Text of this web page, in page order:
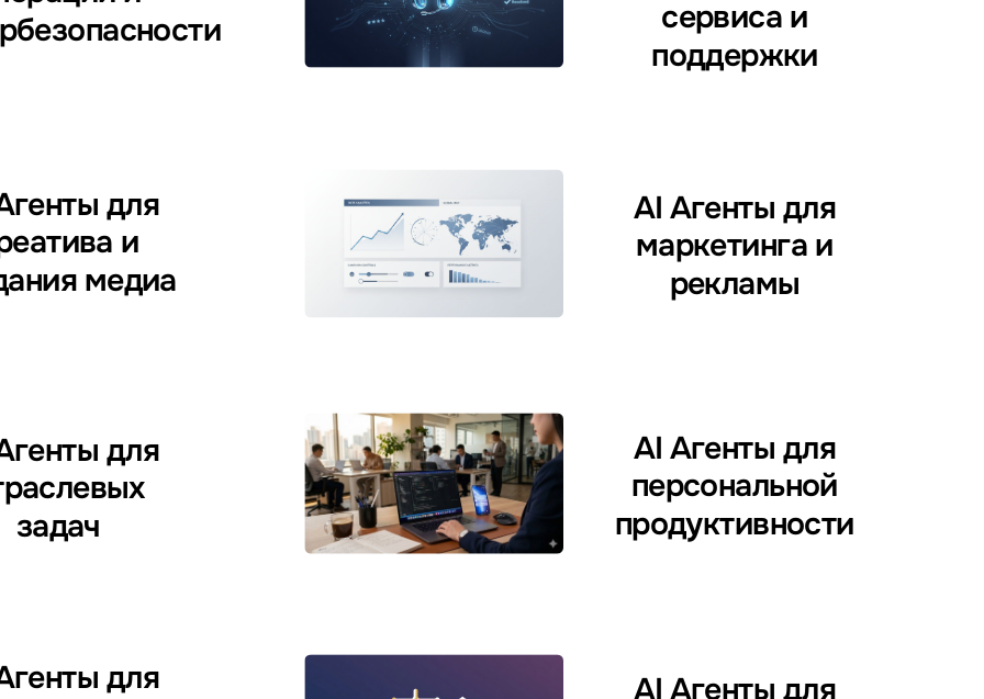
сервиса и
поддержки
для
и
медиа
AI Агенты для
маркетинга и
рекламы
для
задач
AI Агенты для
персональной
продуктивности
для AI Агенты для